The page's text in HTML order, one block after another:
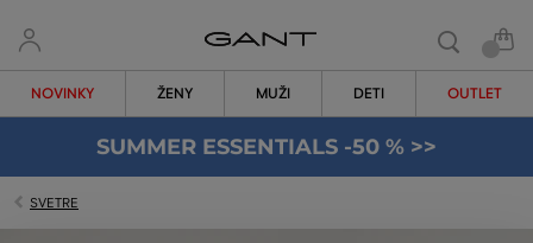
NOVINKY ŽENY MUŽI DETI OUTLET
SUMMER ESSENTIALS -50 % >>
SVETRE